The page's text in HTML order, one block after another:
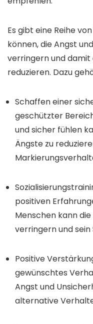
Es gibt eine Reihe
können, die Angst
verringern und
reduzieren. Dazu
Schaffen einer
geschützter
und sicher fühlen
Ängste zu
positiven
Menschen kann
verringern und
Positive
gewünschtes
Angst und
alternative